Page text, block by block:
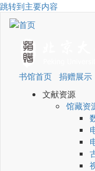
跳转到主要内容
书馆首页 捐赠展示
文献资源
馆藏资